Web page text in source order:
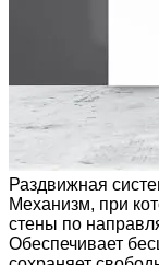
Раздвижная
Механизм, при
стены по
Обеспечивает